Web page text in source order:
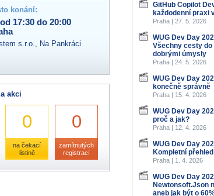
konání:
17:30 do 20:00
s.r.o., Na Pankráci
akci
0
na čekací
listině
0
zamítnutých
registrací
GitHub Copilot
každodenní praxi
Praha | 27. 5. 2026
WUG Dev Day
Všechny cesty do
dobrými úmysly
Praha | 24. 5. 2026
WUG Dev Day
konečně správně
Praha | 15. 4. 2026
WUG Dev Day
proč a jak?
Praha | 12. 4. 2026
WUG Dev Day
Kompletní přehled
Praha | 1. 4. 2026
WUG Dev Day
Newtonsoft.Json
aneb jak být o